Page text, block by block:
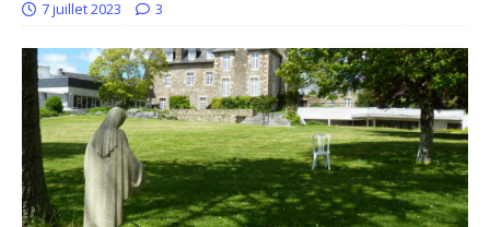
7 juillet 2023 3